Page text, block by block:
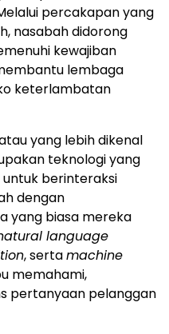
percakapan yang
nasabah didorong
kewajiban
lembaga
keterlambatan
yang lebih dikenal
teknologi yang
berinteraksi
dengan
yang biasa mereka
language
, sertamachine
memahami,
pertanyaan pelanggan